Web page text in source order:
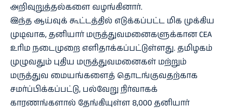
அறிவுறுத்தல்களை வழங்கினார்.
இந்த ஆய்வுக் கூட்டத்தில் எடுக்கப்பட்ட மிக முக்கிய
முடிவாக, தனியார் மருத்துவமனைகளுக்கான CEA
உரிம நடைமுறை எளிதாக்கப்பட்டுள்ளது. தமிழகம்
முழுவதும் புதிய மருத்துவமனைகள் மற்றும்
மருத்துவ மையங்களைத் தொடங்குவதற்காக
சமர்ப்பிக்கப்பட்டு, பல்வேறு நிர்வாகக்
காரணங்களால் தேங்கியுள்ள 8,000 தனியார்